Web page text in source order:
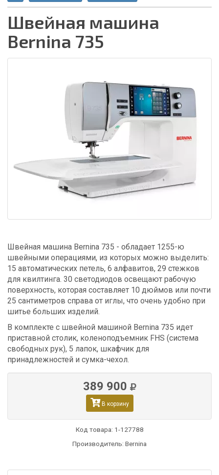
Швейная машина
Bernina 735
Швейная машина Bernina 735 - обладает 1255-ю
швейными операциями, из которых можно выделить:
15 автоматических петель, 6 алфавитов, 29 стежков
для квилтинга. 30 светодиодов освещают рабочую
поверхность, которая составляет 10 дюймов или почти
25 сантиметров справа от иглы, что очень удобно при
шитье больших изделий.
В комплекте с швейной машиной Bernina 735 идет
приставной столик, коленоподъемник FHS (система
свободных рук), 5 лапок, шкафчик для
принадлежностей и сумка-чехол.
389 900
В корзину
Код товара: 1-127788
Производитель: Bernina